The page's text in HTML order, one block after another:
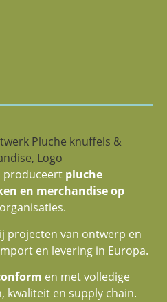
produceert pluche
en merchandise op
projecten van ontwerp en
en levering in Europa.
en met volledige
kwaliteit en supply chain.